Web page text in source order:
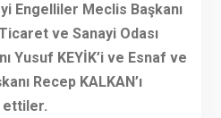
Engelliler Meclis Başkanı
ve Sanayi Odası
Yusuf KEYİK’i ve Esnaf ve
Recep KALKAN’ı
ettiler.